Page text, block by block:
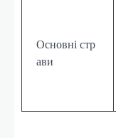
Основні стр
ави